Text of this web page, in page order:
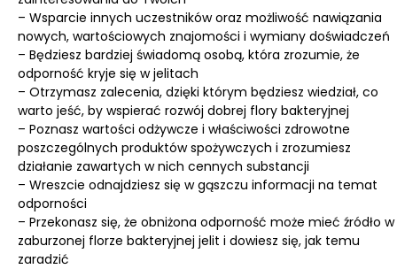
– Wsparcie innych uczestników oraz możliwość nawiązania
nowych, wartościowych znajomości i wymiany doświadczeń
– Będziesz bardziej świadomą osobą, która zrozumie, że
odporność kryje się w jelitach
– Otrzymasz zalecenia, dzięki którym będziesz wiedział, co
warto jeść, by wspierać rozwój dobrej flory bakteryjnej
– Poznasz wartości odżywcze i właściwości zdrowotne
poszczególnych produktów spożywczych i zrozumiesz
działanie zawartych w nich cennych substancji
– Wreszcie odnajdziesz się w gąszczu informacji na temat
odporności
– Przekonasz się, że obniżona odporność może mieć źródło w
zaburzonej florze bakteryjnej jelit i dowiesz się, jak temu
zaradzić